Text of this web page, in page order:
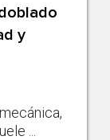
y
...